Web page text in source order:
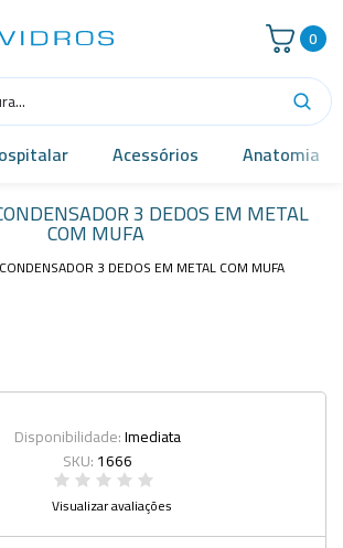
0
Acessórios Anatomia
3 DEDOS EM METAL
COM MUFA
Disponibilidade:Imediata
SKU:1666
Visualizar avaliações